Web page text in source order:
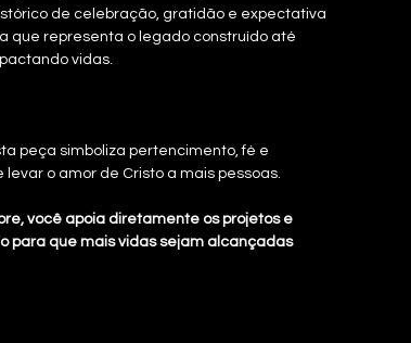
de celebração, gratidão e expectativa
que representa o legado construído até
vidas.
peça simboliza pertencimento, fé e
o amor de Cristo a mais pessoas.
você apoia diretamente os projetos e
para que mais vidas sejam alcançadas